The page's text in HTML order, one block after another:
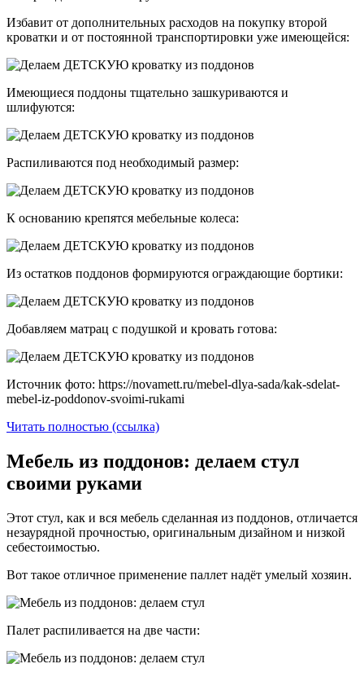
Избавит от дополнительных расходов на покупку второй
кроватки и от постоянной транспортировки уже имеющейся:
Имеющиеся поддоны тщательно зашкуриваются и
шлифуются:
Распиливаются под необходимый размер:
К основанию крепятся мебельные колеса:
Из остатков поддонов формируются ограждающие бортики:
Добавляем матрац с подушкой и кровать готова:
Источник фото: https://novamett.ru/mebel-dlya-sada/kak-sdelat-
mebel-iz-poddonov-svoimi-rukami
Читать полностью (ссылка)
Мебель из поддонов: делаем стул
своими руками
Этот стул, как и вся мебель сделанная из поддонов, отличается
незаурядной прочностью, оригинальным дизайном и низкой
себестоимостью.
Вот такое отличное применение паллет надёт умелый хозяин.
Палет распиливается на две части: